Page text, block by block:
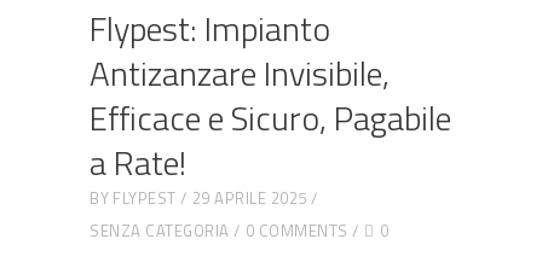
Flypest: Impianto
Antizanzare Invisibile,
Efficace e Sicuro, Pagabile
a Rate!
BY FLYPEST
29 APRILE 2025
SENZA CATEGORIA
0 COMMENTS 0